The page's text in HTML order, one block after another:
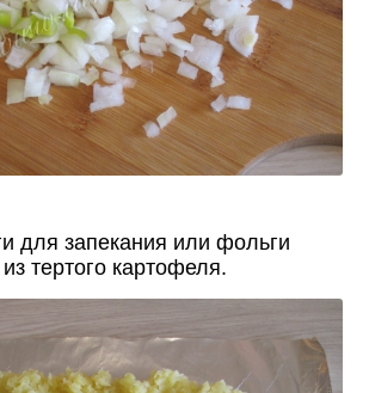
для запекания или фольги
тертого картофеля.